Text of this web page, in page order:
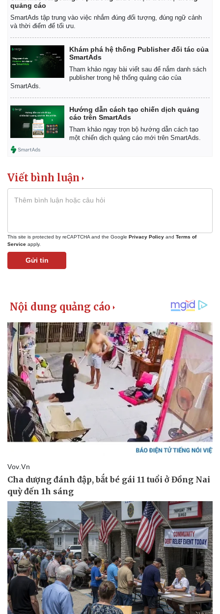
Vụ án
Tư vấn luật
Quân sự - Quốc phòng
Vũ khí
quảng cáo
SmartAds tập trung vào việc nhắm đúng đối tượng, đúng ngữ cảnh
và thời điểm để tối ưu.
Khám phá hệ thống Publisher đối tác của
SmartAds
Tham khảo ngay bài viết sau để nắm danh sách
publisher trong hệ thống quảng cáo của
SmartAds.
Hướng dẫn cách tạo chiến dịch quảng
cáo trên SmartAds
Tham khảo ngay trọn bộ hướng dẫn cách tạo
một chiến dịch quảng cáo mới trên SmartAds.
Viết bình luận
This site is protected by reCAPTCHA and the Google Privacy Policy and Terms of
Service apply.
Gửi tin